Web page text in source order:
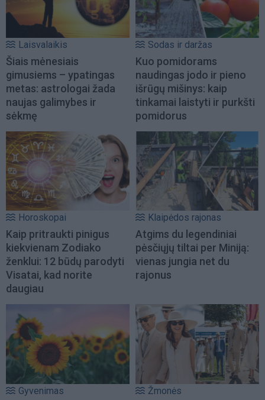
Laisvalaikis
Šiais mėnesiais
gimusiems – ypatingas
metas: astrologai žada
naujas galimybes ir
sėkmę
Sodas ir daržas
Kuo pomidorams
naudingas jodo ir pieno
išrūgų mišinys: kaip
tinkamai laistyti ir purkšti
pomidorus
Horoskopai
Kaip pritraukti pinigus
kiekvienam Zodiako
ženklui: 12 būdų parodyti
Visatai, kad norite
daugiau
Klaipėdos rajonas
Atgims du legendiniai
pėsčiųjų tiltai per Miniją:
vienas jungia net du
rajonus
Gyvenimas Žmonės